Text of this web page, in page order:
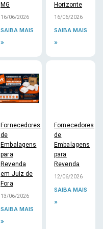
MG
16/06/2026
SAIBA MAIS
»
Horizonte
16/06/2026
SAIBA MAIS
»
Fornecedores
de
Embalagens
para
Revenda
em Juiz de
Fora
13/06/2026
SAIBA MAIS
»
Fornecedores
de
Embalagens
para
Revenda
12/06/2026
SAIBA MAIS
»